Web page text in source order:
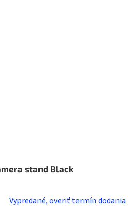
stand Black
Vypredané, overiť termín dodania